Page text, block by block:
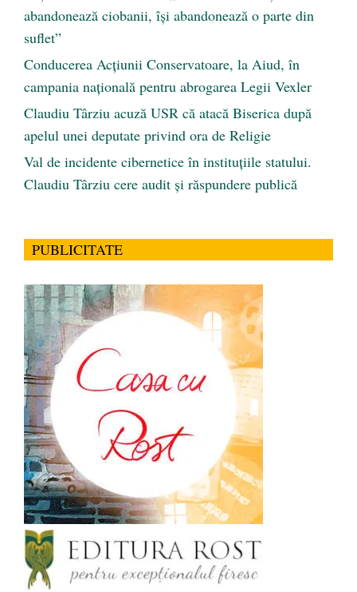
abandonează ciobanii, își abandonează o parte din
suflet”
Conducerea Acțiunii Conservatoare, la Aiud, în
campania națională pentru abrogarea Legii Vexler
Claudiu Târziu acuză USR că atacă Biserica după
apelul unei deputate privind ora de Religie
Val de incidente cibernetice în instituțiile statului.
Claudiu Târziu cere audit și răspundere publică
PUBLICITATE